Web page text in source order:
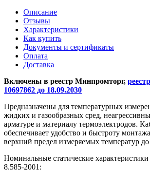
Описание
Отзывы
Характеристики
Как купить
Документы и сертификаты
Оплата
Доставка
Включены в реестр Минпромторг,
10697862 до 18.09.2030
Предназначены для температурных
жидких и газообразных сред,
арматуре и материалу термоэлектродов.
обеспечивает удобство и быстроту
верхний предел измеряемых температур
Номинальные статические
8.585-2001: